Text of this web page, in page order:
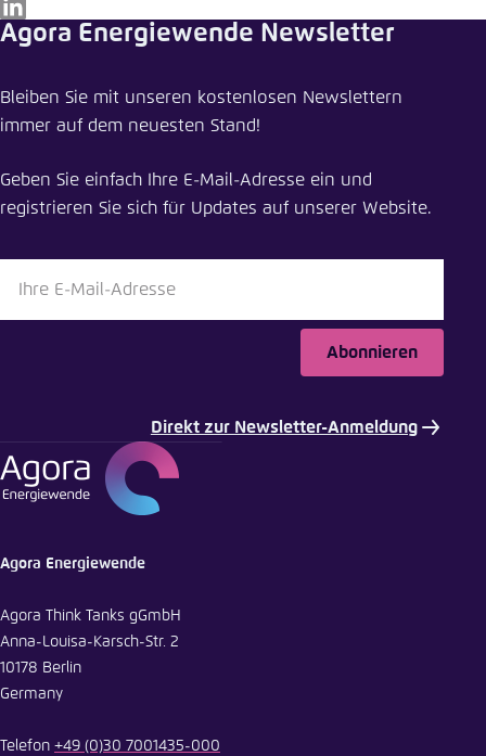
LinkedIn
Agora Energiewende Newsletter
Bleiben Sie mit unseren kostenlosen Newslettern
immer auf dem neuesten Stand!
Geben Sie einfach Ihre E-Mail-Adresse ein und
registrieren Sie sich für Updates auf unserer Website.
Abonnieren
Direkt zur Newsletter-Anmeldung
Agora Energiewende
Agora Think Tanks gGmbH
Anna-Louisa-Karsch-Str. 2
10178 Berlin
Germany
Telefon +49 (0)30 7001435-000